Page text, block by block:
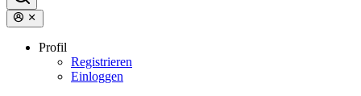
Profil
Registrieren
Einloggen